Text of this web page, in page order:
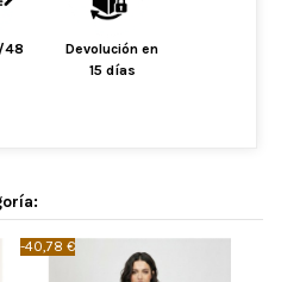
48
Devolución en
15 días
-40,78 €